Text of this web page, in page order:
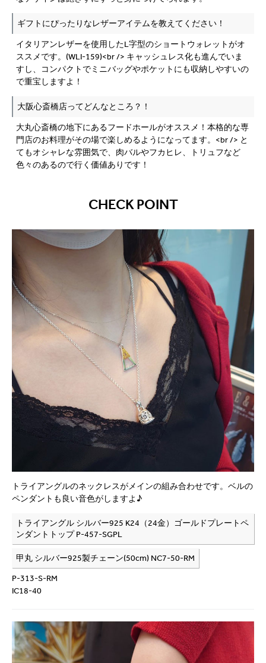
ギフトにぴったりなレザーアイテムを教えてください！
イタリアンレザーを使用したL字型のショートウォレットがオ
ススメです。(WLI-159)<br /> キャッシュレス化も進んでいま
すし、コンパクトでミニバッグやポケットにも収納しやすいの
で重宝しますよ！
大阪心斎橋店ってどんなところ？！
大丸心斎橋の地下にあるフードホールがオススメ！本格的な専
門店のお料理がその場で楽しめるようになってます。<br /> と
てもオシャレな雰囲気で、肉バルやフカヒレ、トリュフなど
色々のあるので行く価値ありです！
CHECK POINT
トライアングルのネックレスがメインの組み合わせです。ベルの
ペンダントも良い音色がしますよ♪
トライアングル シルバー925 K24（24金）ゴールドプレートペ
ンダントトップ P-457-SGPL
甲丸 シルバー925製チェーン(50cm) NC7-50-RM
P-313-S-RM
IC18-40